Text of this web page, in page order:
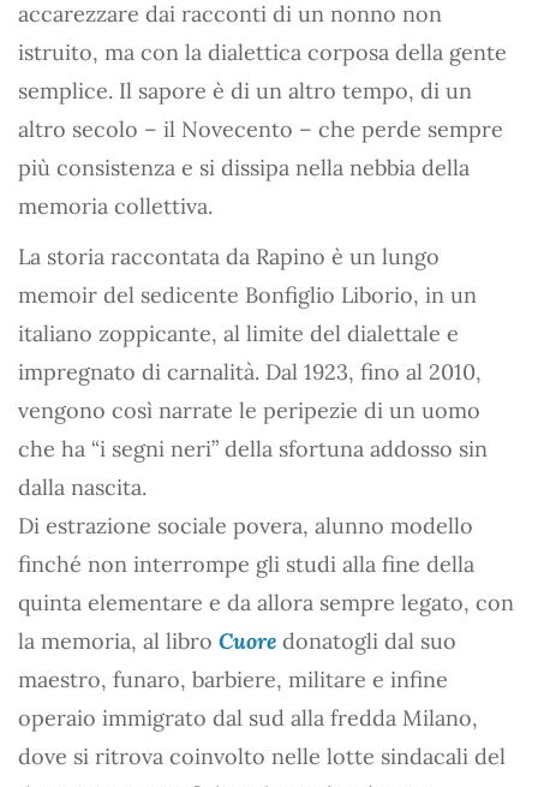
accarezzare dai racconti di un nonno non
istruito, ma con la dialettica corposa della gente
semplice. Il sapore è di un altro tempo, di un
altro secolo – il Novecento – che perde sempre
più consistenza e si dissipa nella nebbia della
memoria collettiva.
La storia raccontata da Rapino è un lungo
memoir del sedicente Bonfiglio Liborio, in un
italiano zoppicante, al limite del dialettale e
impregnato di carnalità. Dal 1923, fino al 2010,
vengono così narrate le peripezie di un uomo
che ha “i segni neri” della sfortuna addosso sin
dalla nascita.
Di estrazione sociale povera, alunno modello
finché non interrompe gli studi alla fine della
quinta elementare e da allora sempre legato, con
la memoria, al libro Cuore donatogli dal suo
maestro, funaro, barbiere, militare e infine
operaio immigrato dal sud alla fredda Milano,
dove si ritrova coinvolto nelle lotte sindacali del